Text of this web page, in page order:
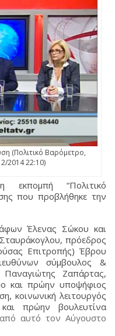
(Πολιτικό Βαρόμετρο,
2014 22:10)
εκπομπή “Πολιτικό
που προβλήθηκε την
Έλενας Σώκου και
πρόεδρος
Επιτροπής) Έβρου
σύμβουλος &
Ζαπάρτας,
και πρώην υποψήφιος
κοινωνική λειτουργός
πρώην βουλευτίνα
αυτό τον Αύγουστο